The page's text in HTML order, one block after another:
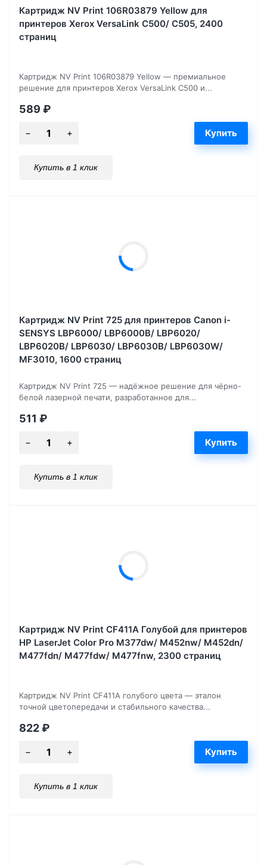
Картридж NV Print 106R03879 Yellow для
принтеров Xerox VersaLink C500/ C505, 2400
страниц
Картридж NV Print 106R03879 Yellow — премиальное
решение для принтеров Xerox VersaLink C500 и...
589 ₽
Купить в 1 клик
Картридж NV Print 725 для принтеров Canon i-
SENSYS LBP6000/ LBP6000B/ LBP6020/
LBP6020B/ LBP6030/ LBP6030B/ LBP6030W/
MF3010, 1600 страниц
Картридж NV Print 725 — надёжное решение для чёрно-
белой лазерной печати, разработанное для...
511 ₽
Купить в 1 клик
Картридж NV Print CF411A Голубой для принтеров
HP LaserJet Color Pro M377dw/ M452nw/ M452dn/
M477fdn/ M477fdw/ M477fnw, 2300 страниц
Картридж NV Print CF411A голубого цвета — эталон
точной цветопередачи и стабильного качества...
822₽
Купить в 1 клик